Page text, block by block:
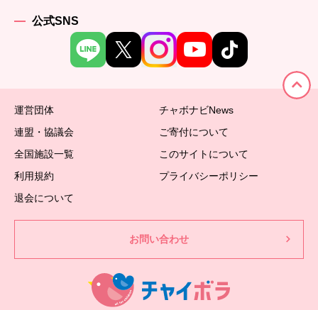
公式SNS
運営団体
チャボナビNews
連盟・協議会
ご寄付について
全国施設一覧
このサイトについて
利用規約
プライバシーポリシー
退会について
お問い合わせ